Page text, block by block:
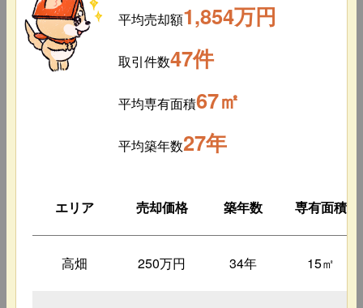
平均売却額1,854万円
取引件数47件
平均専有面積67㎡
平均築年数27年
エリア 売却価格 築年数 専有面積
高畑 250万円 34年 15㎡